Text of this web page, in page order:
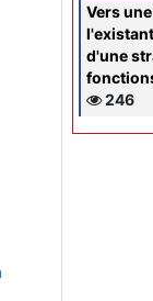
Vers
d'une
246